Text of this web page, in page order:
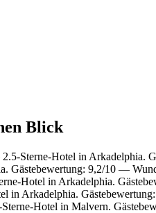
Blick
Sterne-Hotel in Arkadelphia.
Gästebewertung: 9,2/10 —
Hotel in Arkadelphia.
in Arkadelphia.
Hotel in Malvern.